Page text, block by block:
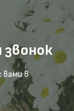
вами в